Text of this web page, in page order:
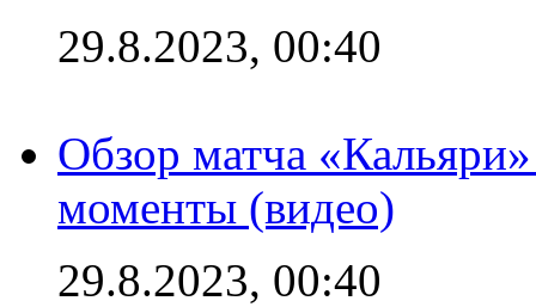
29.8.2023, 00:40
Обзор матча
моменты (видео)
29.8.2023, 00:40